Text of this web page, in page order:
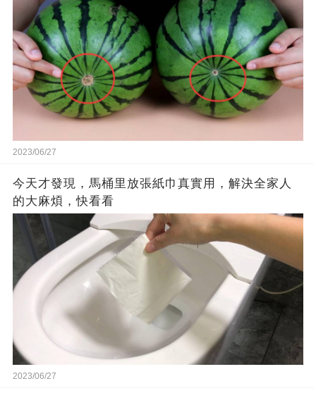
2023/06/27
今天才發現，馬桶里放張紙巾真實用，解決全家人
的大麻煩，快看看
2023/06/27